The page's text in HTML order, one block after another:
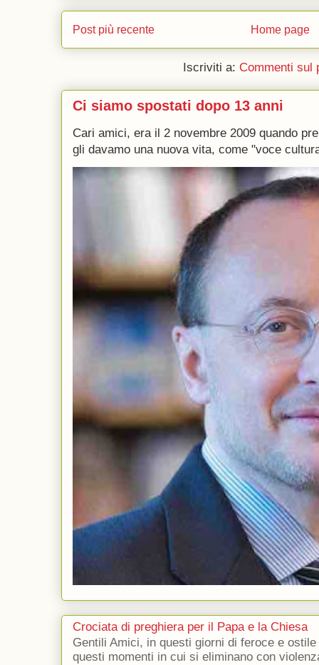
Post più recente Home page
Iscriviti a: Commenti sul
Ci siamo spostati dopo 13 anni
Cari amici, era il 2 novembre 2009 quando
gli davamo una nuova vita, come "voce
Crociata di preghiera per il Papa e la Chiesa
Gentili Amici, in questi giorni di feroce e
questi momenti in cui si eliminano con